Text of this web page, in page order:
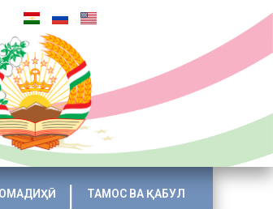
ТАМОС ВА ҚАБУЛ